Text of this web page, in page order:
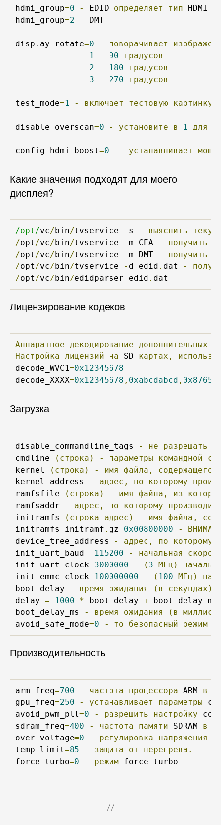
hdmi_group=0 - EDID определяет тип HDMI
hdmi_group=2
   DMT
display_rotate=0 - поворачивает
1
- 90
градусов
2
- 180
градусов
3
- 270 градусов
test_mode=1 - включает тестовую картинку
disable_overscan=0 - установите в 1 для
config_hdmi_boost=0 - устанавливает
Какие значения подходят для моего
дисплея?
/opt/vc/bin/tvservice - s - выяснить
/opt /vc/bin/tvservice -m CEA - получить
/opt /vc/bin/tvservice -m DMT - получить
/opt /vc/bin/tvservice - d edid . dat -
/opt /vc/bin/edidparser edid . dat
Лицензирование кодеков
Аппаратное декодирование дополнительных
Настройка
лицензий на SD картах,
decode_WVC1=0x12345678
decode_XXXX=0x12345678 , 0xabcdabcd ,
Загрузка
disable_commandline_tags - не разрешать
cmdline
(строка) - параметры командной
kernel
(строка) - имя файла, содержащего
kernel_address
- адрес, по которому
ramfsfile
(строка) - имя файла, из
ramfsaddr
- адрес, по которому
initramfs
(строка адрес) - имя файла,
initramfs initramf . gz 0x00800000 -
device_tree_address
- адрес, по которому
init_uart_baud
115200 - начальная
init_uart_clock 3000000 - ( 3 МГц)
init_emmc_clock
100000000 - ( 100 МГц)
boot_delay
- время ожидания (в секундах)
delay = 1000 * boot_delay +
boot_delay_ms
- время ожидания (в
avoid_safe_mode=0 - то безопасный режим
Производительность
arm_freq=700 - частота процессора ARM в
gpu_freq=250 - устанавливает параметры
avoid_pwm_pll =0 - разрешить настройку
sdram_freq=400 - частота памяти SDRAM в
over_voltage=0 - регулировка напряжения
temp_limit=85 - защита от
перегрева.
force_turbo=0 - режим force_turbo